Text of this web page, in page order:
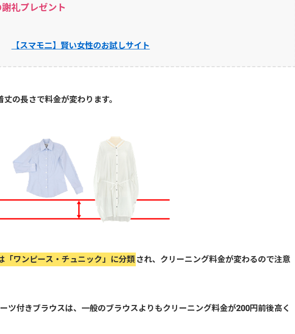
礼プレゼント
【スマモ二】賢い女性のお試しサイト
の長さで料金が変わります。
ワンピース・チュニック」に分類され、クリーニング料金が変わるので注意
ツ付きブラウスは、一般のブラウスよりもクリーニング料金が200円前後高く